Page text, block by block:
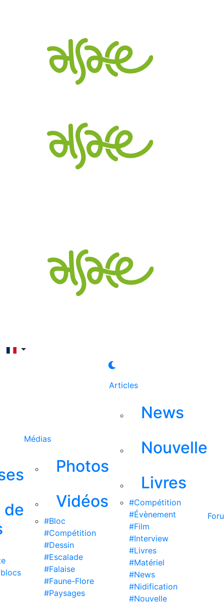
de
Médias
Photos
Vidéos
#Bloc
#Compétition
#Dessin
#Escalade
#Falaise
#Faune-Flore
#Paysages
Articles
News
Nouvelle
Livres
#Compétition
#Évènement
#Film
#Interview
#Livres
#Matériel
#News
#Nidification
#Nouvelle